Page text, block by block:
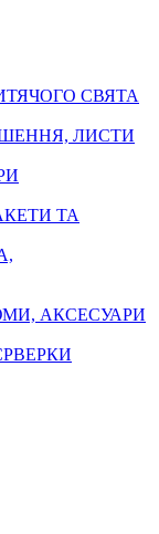
СВЯТА
ЛИСТИ
ТА
АКСЕСУАРИ